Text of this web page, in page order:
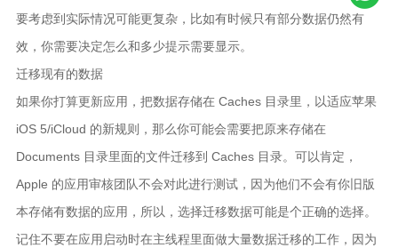
要考虑到实际情况可能更复杂，比如有时候只有部分数据仍然有
效，你需要决定怎么和多少提示需要显示。
迁移现有的数据
如果你打算更新应用，把数据存储在 Caches 目录里，以适应苹果
iOS 5/iCloud 的新规则，那么你可能会需要把原来存储在
Documents 目录里面的文件迁移到 Caches 目录。可以肯定，
Apple 的应用审核团队不会对此进行测试，因为他们不会有你旧版
本存储有数据的应用，所以，选择迁移数据可能是个正确的选择。
记住不要在应用启动时在主线程里面做大量数据迁移的工作，因为